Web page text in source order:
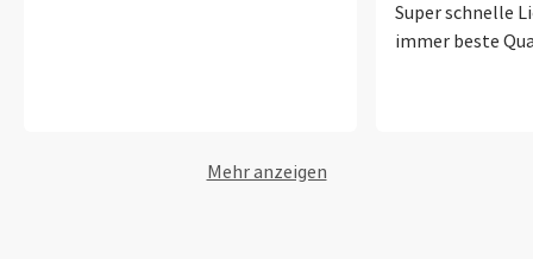
Super schnelle
immer beste
Mehr anzeigen